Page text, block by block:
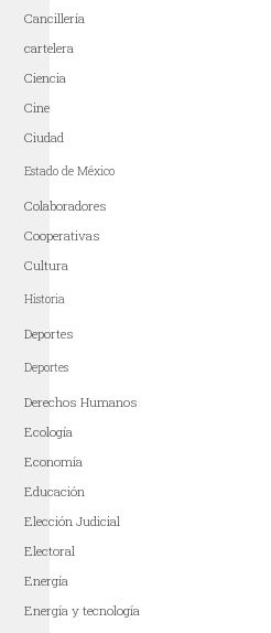
Cancillería
cartelera
Ciencia
Cine
Ciudad
Estado de México
Colaboradores
Cooperativas
Cultura
Historia
Deportes
Deportes
Derechos Humanos
Ecología
Economía
Educación
Elección Judicial
Electoral
Energía
Energía y tecnología